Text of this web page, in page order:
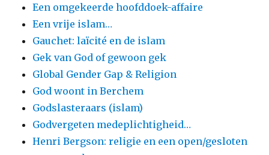
Een omgekeerde hoofddoek-affaire
Een vrije islam…
Gauchet: laïcité en de islam
Gek van God of gewoon gek
Global Gender Gap & Religion
God woont in Berchem
Godslasteraars (islam)
Godvergeten medeplichtigheid…
Henri Bergson: religie en een open/gesloten